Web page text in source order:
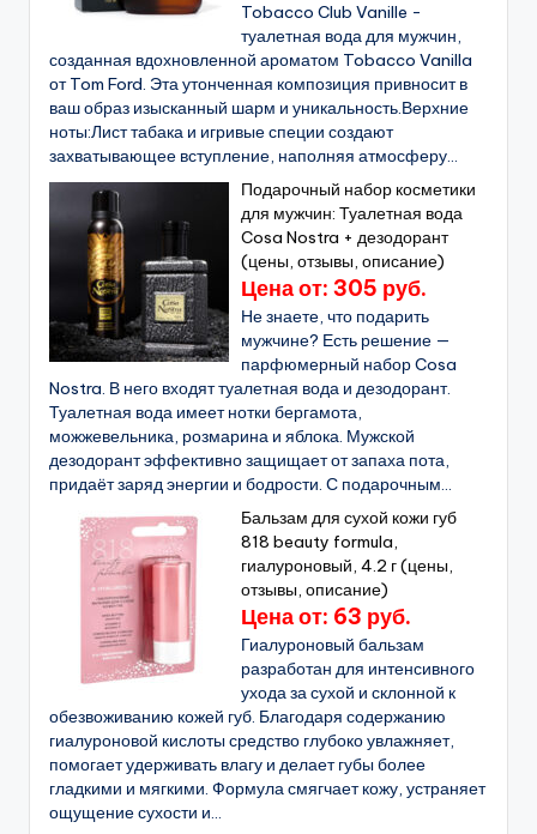
Tobacco Club Vanille -
туалетная вода для мужчин,
созданная вдохновленной ароматом Tobacco Vanilla
от Tom Ford. Эта утонченная композиция привносит в
ваш образ изысканный шарм и уникальность.Верхние
ноты:Лист табака и игривые специи создают
захватывающее вступление, наполняя атмосферу...
Подарочный набор косметики
для мужчин: Туалетная вода
Cosa Nostra + дезодорант
(цены, отзывы, описание)
Цена от: 305 руб.
Не знаете, что подарить
мужчине? Есть решение —
парфюмерный набор Cosa
Nostra. В него входят туалетная вода и дезодорант.
Туалетная вода имеет нотки бергамота,
можжевельника, розмарина и яблока. Мужской
дезодорант эффективно защищает от запаха пота,
придаёт заряд энергии и бодрости. С подарочным...
Бальзам для сухой кожи губ
818 beauty formula,
гиалуроновый, 4.2 г (цены,
отзывы, описание)
Цена от: 63 руб.
Гиалуроновый бальзам
разработан для интенсивного
ухода за сухой и склонной к
обезвоживанию кожей губ. Благодаря содержанию
гиалуроновой кислоты средство глубоко увлажняет,
помогает удерживать влагу и делает губы более
гладкими и мягкими. Формула смягчает кожу, устраняет
ощущение сухости и...